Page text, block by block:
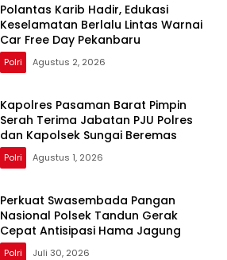
Polantas Karib Hadir, Edukasi
Keselamatan Berlalu Lintas Warnai
Car Free Day Pekanbaru
Polri Agustus 2, 2026
Kapolres Pasaman Barat Pimpin
Serah Terima Jabatan PJU Polres
dan Kapolsek Sungai Beremas
Polri Agustus 1, 2026
Perkuat Swasembada Pangan
Nasional Polsek Tandun Gerak
Cepat Antisipasi Hama Jagung
Polri Juli 30, 2026